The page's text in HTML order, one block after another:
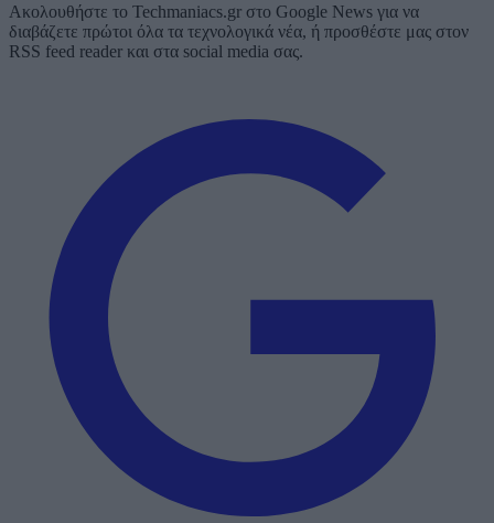
Ακολουθήστε το Techmaniacs.gr στο Google News για να
διαβάζετε πρώτοι όλα τα τεχνολογικά νέα, ή προσθέστε μας στον
RSS feed reader και στα social media σας.